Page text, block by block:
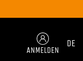
ANMELDEN
DE